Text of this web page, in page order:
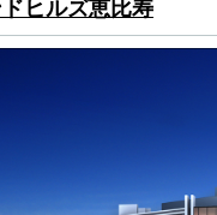
ヒルズ恵比寿